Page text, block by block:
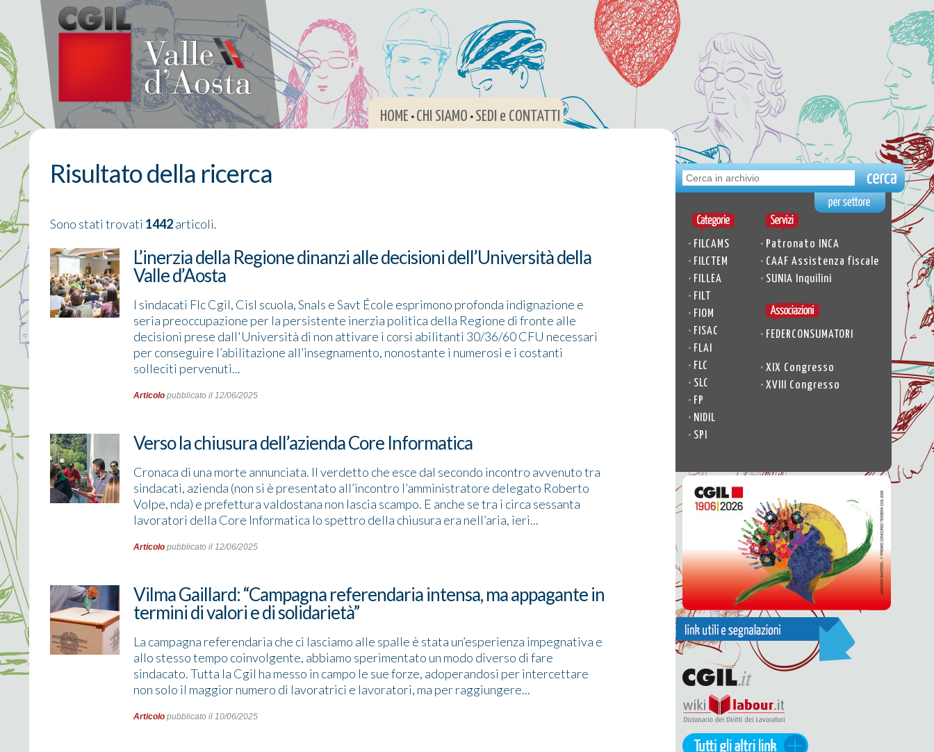
HOME • CHI SIAMO • SEDI e CONTATTI
Risultato della ricerca
Sono stati trovati 1442articoli.
L’inerzia della Regione dinanzi alle decisioni dell’Università della
Valle d’Aosta
I sindacati Flc Cgil, Cisl scuola, Snals e Savt École esprimono profonda indignazione e
seria preoccupazione per la persistente inerzia politica della Regione di fronte alle
decisioni prese dall'Università di non attivare i corsi abilitanti 30/36/60 CFU necessari
per conseguire l’abilitazione all’insegnamento, nonostante i numerosi e i costanti
solleciti pervenuti...
Articolo pubblicato il 12/06/2025
Verso la chiusura dell’azienda Core Informatica
Cronaca di una morte annunciata. Il verdetto che esce dal secondo incontro avvenuto tra
sindacati, azienda (non si è presentato all’incontro l’amministratore delegato Roberto
Volpe, nda) e prefettura valdostana non lascia scampo. E anche se tra i circa sessanta
lavoratori della Core Informatica lo spettro della chiusura era nell’aria, ieri...
Articolo pubblicato il 12/06/2025
Vilma Gaillard: “Campagna referendaria intensa, ma appagante in
termini di valori e di solidarietà”
La campagna referendaria che ci lasciamo alle spalle è stata un’esperienza impegnativa e
allo stesso tempo coinvolgente, abbiamo sperimentato un modo diverso di fare
sindacato. Tutta la Cgil ha messo in campo le sue forze, adoperandosi per intercettare
non solo il maggior numero di lavoratrici e lavoratori, ma per raggiungere...
Articolo pubblicato il 10/06/2025
• FILCAMS
• FILCTEM
• FILLEA
• FILT
• FIOM
• FISAC
• FLAI
• FLC
• SLC
• FP
• NIDIL
• SPI
• Patronato INCA
• CAAF Assistenza fiscale
• SUNIA Inquilini
• FEDERCONSUMATORI
• XIX Congresso
• XVIII Congresso